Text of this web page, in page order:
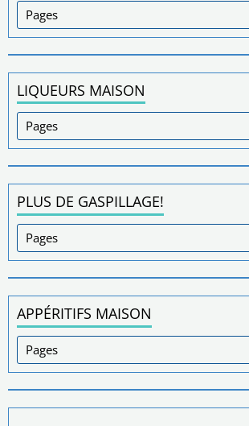
LIQUEURS MAISON
PLUS DE GASPILLAGE!
APPÉRITIFS MAISON